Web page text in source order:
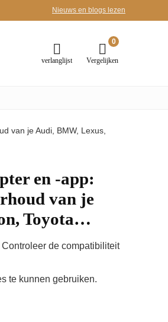
Nieuws en blogs lezen
verlanglijst
0
Vergelijken
van je Audi, BMW, Lexus,
en -app:
van je
Toyota…
de compatibiliteit
te kunnen gebruiken.